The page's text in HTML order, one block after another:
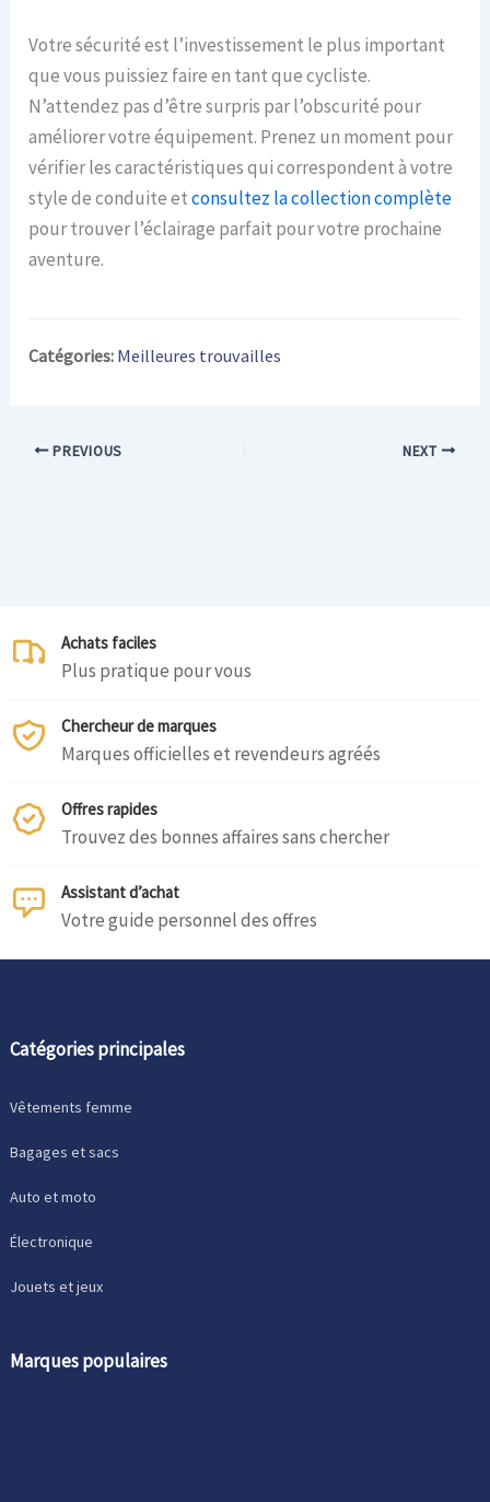
Votre sécurité est l’investissement le plus important
que vous puissiez faire en tant que cycliste.
N’attendez pas d’être surpris par l’obscurité pour
améliorer votre équipement. Prenez un moment pour
vérifier les caractéristiques qui correspondent à votre
style de conduite etconsultez la collection complète
pour trouver l’éclairage parfait pour votre prochaine
aventure.
Catégories: Meilleures trouvailles
PREVIOUS NEXT
Achats faciles
Plus pratique pour vous
Chercheur de marques
Marques officielles et revendeurs agréés
Offres rapides
Trouvez des bonnes affaires sans chercher
Assistant d’achat
Votre guide personnel des offres
Catégories principales
Vêtements femme
Bagages et sacs
Auto et moto
Électronique
Jouets et jeux
Marques populaires